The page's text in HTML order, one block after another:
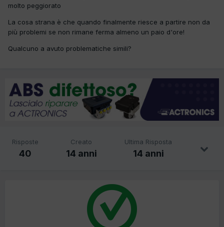
molto peggiorato
La cosa strana è che quando finalmente riesce a partire non da
più problemi se non rimane ferma almeno un paio d'ore!
Qualcuno a avuto problematiche simili?
Risposte
40
Creato
14 anni
Ultima Risposta
14 anni